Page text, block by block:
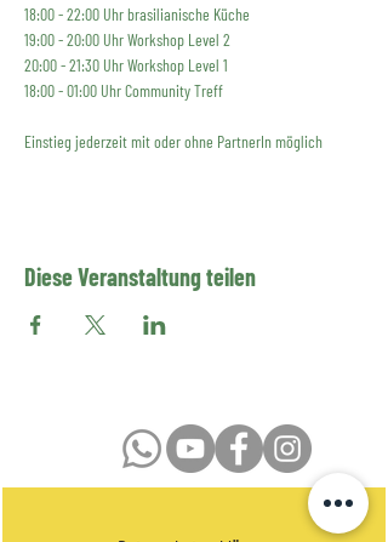
18:00 - 22:00 Uhr brasilianische Küche
19:00 - 20:00 Uhr Workshop Level 2
20:00 - 21:30 Uhr Workshop Level 1
18:00 - 01:00 Uhr Community Treff
Einstieg jederzeit mit oder ohne PartnerIn möglich
Diese Veranstaltung teilen